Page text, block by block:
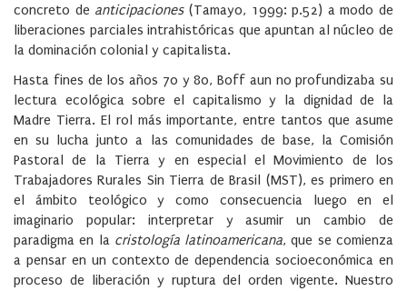
concreto de anticipaciones (Tamayo, 1999: p.52) a modo de
liberaciones parciales intrahistóricas que apuntan al núcleo de
la dominación colonial y capitalista.
Hasta fines de los años 70 y 80, Boff aun no profundizaba su
lectura ecológica sobre el capitalismo y la dignidad de la
Madre Tierra. El rol más importante, entre tantos que asume
en su lucha junto a las comunidades de base, la Comisión
Pastoral de la Tierra y en especial el Movimiento de los
Trabajadores Rurales Sin Tierra de Brasil (MST), es primero en
el ámbito teológico y como consecuencia luego en el
imaginario popular: interpretar y asumir un cambio de
paradigma en la cristología latinoamericana, que se comienza
a pensar en un contexto de dependencia socioeconómica en
proceso de liberación y ruptura del orden vigente. Nuestro